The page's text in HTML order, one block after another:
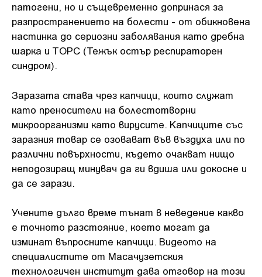
патогени, но и същевременно допринася за
разпространението на болести - от обикновена
настинка до сериозни заболявания като дребна
шарка и ТОРС (Тежък остър респираторен
синдром).
Заразата става чрез капчици, които служат
като преносители на болестотворни
микроорганизми като вирусите. Капчиците със
заразния товар се озовават във въздуха или по
различни повърхности, където очакват нищо
неподозиращ минувач да ги вдиша или докосне и
да се зарази.
Учените дълго време тънат в неведение какво
е точното разстояние, което могат да
изминат въпросните капчици. Видеото на
специалистите от Масачузетския
технологичен институт дава отговор на този